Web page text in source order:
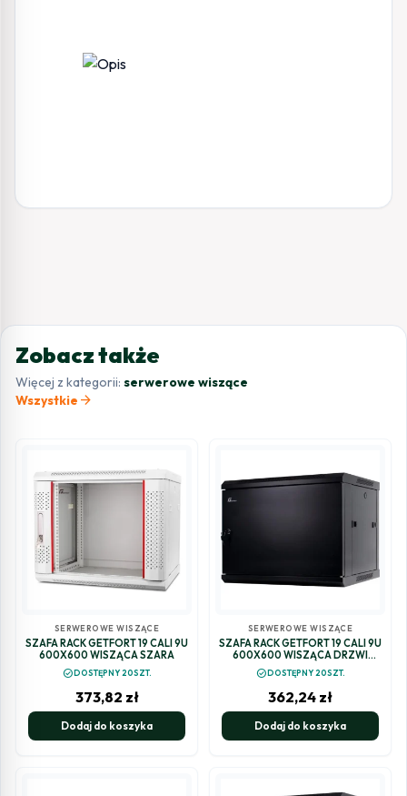
Zobacz także
Więcej z kategorii: serwerowe wiszące
Wszystkie arrow_forward
SERWEROWE WISZĄCE
SZAFA RACK GETFORT 19 CALI 9U
600X600 WISZĄCA SZARA
check_circleDOSTĘPNY 20SZT.
373,82 zł
Dodaj do koszyka
SERWEROWE WISZĄCE
SZAFA RACK GETFORT 19 CALI 9U
600X600 WISZĄCA DRZWI
STALOWE
check_circleDOSTĘPNY 20SZT.
362,24 zł
Dodaj do koszyka